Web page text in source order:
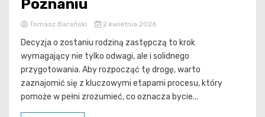
Poznaniu
Tomasz Barański 2 kwietnia 2026
Decyzja o zostaniu rodziną zastępczą to krok
wymagający nie tylko odwagi, ale i solidnego
przygotowania. Aby rozpocząć tę drogę, warto
zaznajomić się z kluczowymi etapami procesu, który
pomoże w pełni zrozumieć, co oznacza bycie...